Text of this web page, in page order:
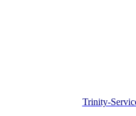
Trinity-